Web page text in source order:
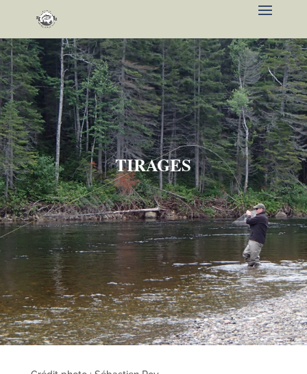
TIRAGES